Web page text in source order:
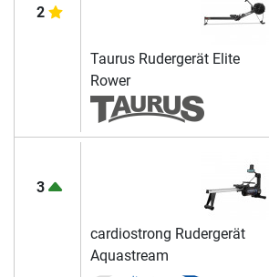
2
Taurus Rudergerät Elite
Rower
3
cardiostrong Rudergerät
Aquastream